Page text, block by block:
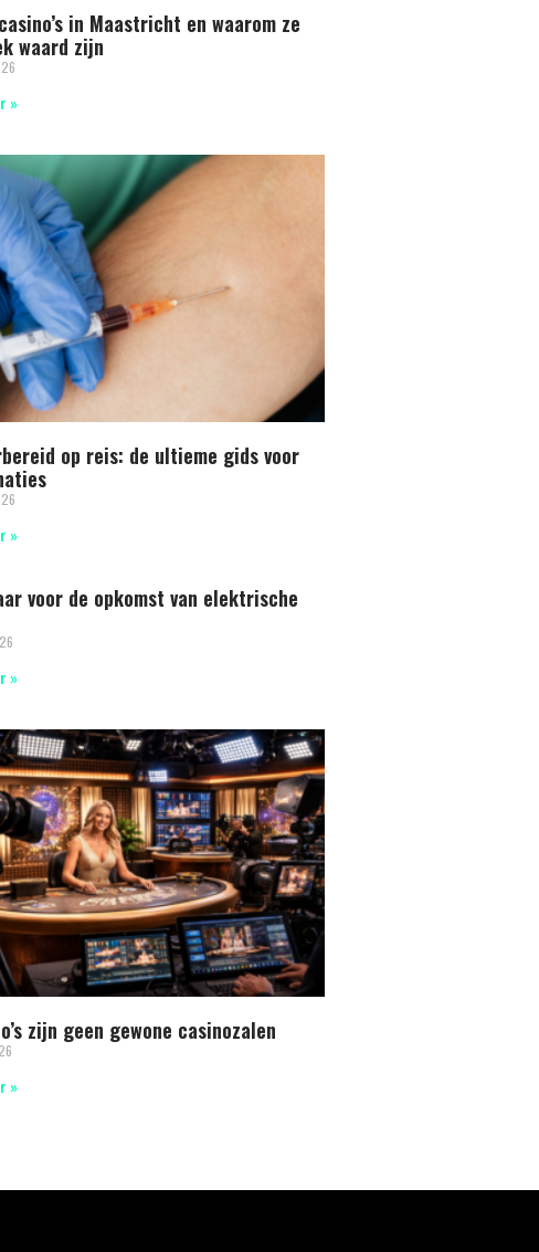
in Maastricht en waarom ze
waard zijn
»
op reis: de ultieme gids voor
»
voor de opkomst van elektrische
»
zijn geen gewone casinozalen
»